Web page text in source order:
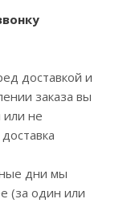
доставкой и
заказа вы
не
дни мы
(за один или